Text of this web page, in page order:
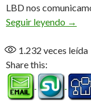
LBD nos
Seguir leyendo José
→
1.232 veces leída
Share this: